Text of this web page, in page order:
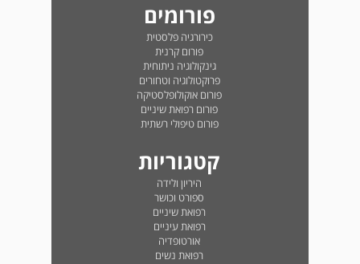
פורומים
כירורגיה פלסטית
פורום קרנית
גינקולוגיה ניתוחית
פרוקטולוגיה וטחורים
פורום אוקולופלסטיקה
פורום רפואת שיניים
פורום טיפולי רשתית
קטגוריות
היריון ולידה
ספורט וכושר
רפואת שיניים
רפואת עיניים
אורטופדיה
רפואת נשים